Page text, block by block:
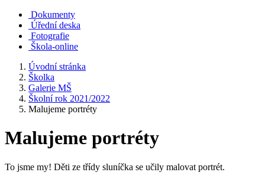
Dokumenty
Úřední deska
Fotografie
Škola-online
Úvodní stránka
Školka
Galerie MŠ
Školní rok 2021/2022
Malujeme portréty
Malujeme portréty
To jsme my! Děti ze třídy sluníčka se učily malovat portrét.